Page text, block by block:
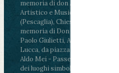
memoria di don Aldo Mei
Artistico e Musicale “Passaglia”
(Pescaglia), Chiesa parrocchiale
memoria di Don Aldo Mei
Paolo Giulietti, Arcivescovo di
Lucca, da piazza San Michele al
Aldo Mei - Passeggiata della
dei luoghi simbolo della città.